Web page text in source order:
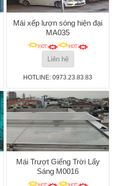
Mái xếp lượn sóng hiện đại
MA035
Liên hệ
HOTLINE: 0973.23.83.83
Mái Trượt Giếng Trời Lấy
Sáng M0016